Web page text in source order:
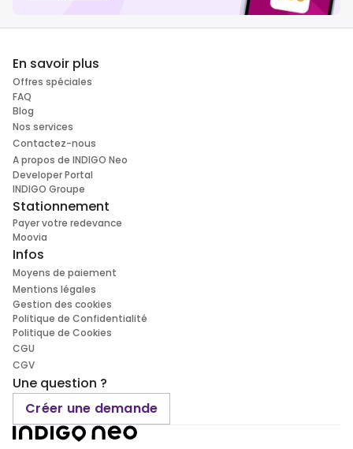
En savoir plus
Offres spéciales
FAQ
Blog
Nos services
Contactez-nous
A propos de INDIGO Neo
Developer Portal
INDIGO Groupe
Stationnement
Payer votre redevance
Moovia
Infos
Moyens de paiement
Mentions légales
Gestion des cookies
Politique de Confidentialité
Politique de Cookies
CGU
CGV
Une question ?
Créer une demande